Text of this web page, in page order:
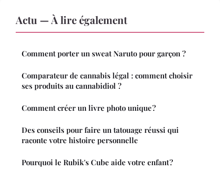
Actu — À lire également
Comment porter un sweat Naruto pour garçon ?
Comparateur de cannabis légal : comment choisir
ses produits au cannabidiol ?
Comment créer un livre photo unique ?
Des conseils pour faire un tatouage réussi qui
raconte votre histoire personnelle
Pourquoi le Rubik's Cube aide votre enfant ?